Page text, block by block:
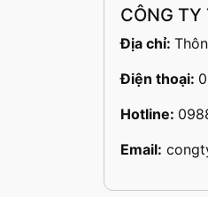
CÔNG
Địa chỉ:
Điện thoại:
Hotline:
Email: